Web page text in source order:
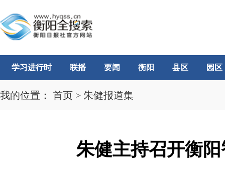
学习进行时 联播 要闻 衡阳 县区 园区
我的位置： 首页 > 朱健报道集
朱健主持召开衡